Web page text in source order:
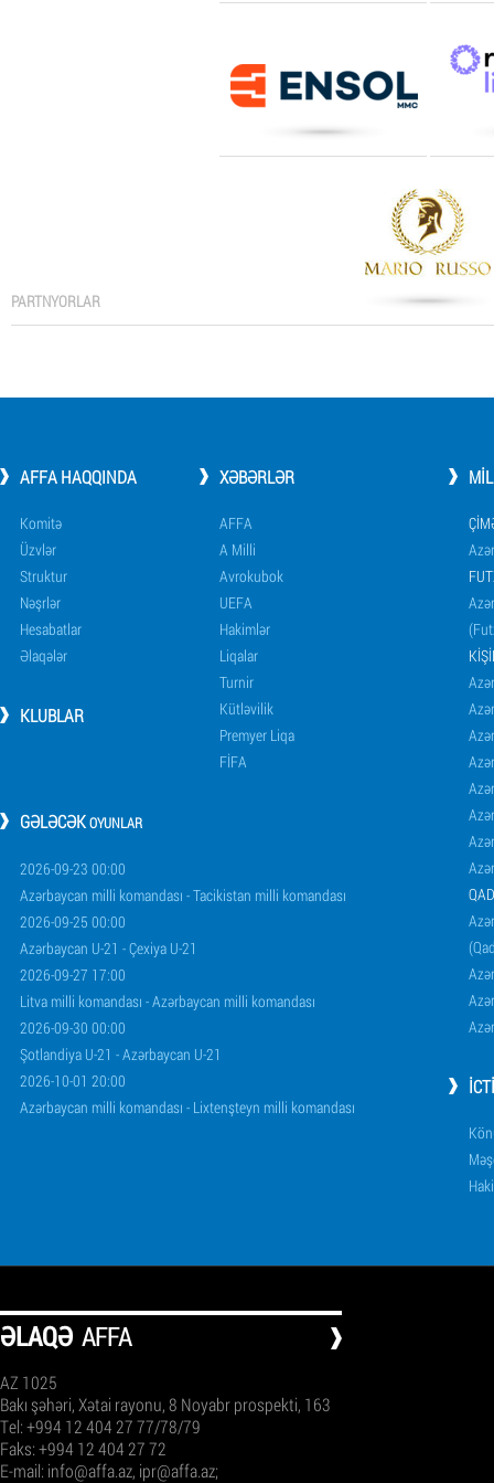
PARTNYORLAR
AFFA HAQQINDA
Komitə
Üzvlər
Struktur
Nəşrlər
Hesabatlar
Əlaqələr
KLUBLAR
XƏBƏRLƏR
AFFA
A Milli
Avrokubok
UEFA
Hakimlər
Liqalar
Turnir
Kütləvilik
Premyer Liqa
FİFA
GƏLƏCƏKOYUNLAR
2026-09-23 00:00
Azərbaycan milli komandası - Tacikistan milli komandası
2026-09-25 00:00
Azərbaycan U-21 - Çexiya U-21
2026-09-27 17:00
Litva milli komandası - Azərbaycan milli komandası
2026-09-30 00:00
Şotlandiya U-21 - Azərbaycan U-21
2026-10-01 20:00
Azərbaycan milli komandası - Lixtenşteyn milli komandası
ƏLAQƏ AFFA
AZ 1025
Bakı şəhəri, Xətai rayonu, 8 Noyabr prospekti, 163
Tel: +994 12 404 27 77/78/79
Faks: +994 12 404 27 72
E-mail: info@affa.az, ipr@affa.az;